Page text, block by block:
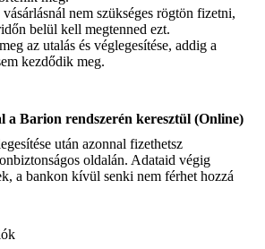
nem szükséges rögtön fizetni,
belül kell megtenned ezt.
az utalás és véglegesítése, addig a
kezdődik meg.
a Barion rendszerén keresztül (Online)
után azonnal fizethetsz
oldalán. Adataid végig
a bankon kívül senki nem férhet hozzá